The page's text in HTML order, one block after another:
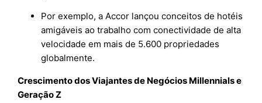
Por exemplo, a Accor lançou conceitos de hotéis
amigáveis ao trabalho com conectividade de alta
velocidade em mais de 5.600 propriedades
globalmente.
Crescimento dos Viajantes de Negócios Millennials e
Geração Z